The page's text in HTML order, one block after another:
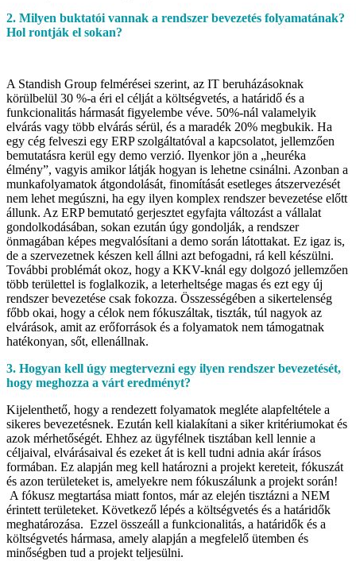
2. Milyen buktatói vannak a rendszer bevezetés folyamatának?
Hol rontják el sokan?
A Standish Group felmérései szerint, az IT beruházásoknak
körülbelül 30 %-a éri el célját a költségvetés, a határidő és a
funkcionalitás hármasát figyelembe véve. 50%-nál valamelyik
elvárás vagy több elvárás sérül, és a maradék 20% megbukik. Ha
egy cég felveszi egy ERP szolgáltatóval a kapcsolatot, jellemzően
bemutatásra kerül egy demo verzió. Ilyenkor jön a „heuréka
élmény”, vagyis amikor látják hogyan is lehetne csinálni. Azonban a
munkafolyamatok átgondolását, finomítását esetleges átszervezését
nem lehet megúszni, ha egy ilyen komplex rendszer bevezetése előtt
állunk. Az ERP bemutató gerjesztet egyfajta változást a vállalat
gondolkodásában, sokan ezután úgy gondolják, a rendszer
önmagában képes megvalósítani a demo során látottakat. Ez igaz is,
de a szervezetnek készen kell állni azt befogadni, rá kell készülni.
További problémát okoz, hogy a KKV-knál egy dolgozó jellemzően
több területtel is foglalkozik, a leterheltsége magas és ezt egy új
rendszer bevezetése csak fokozza. Összességében a sikertelenség
főbb okai, hogy a célok nem fókuszáltak, tiszták, túl nagyok az
elvárások, amit az erőforrások és a folyamatok nem támogatnak
hatékonyan, sőt, ellenállnak.
3. Hogyan kell úgy megtervezni egy ilyen rendszer bevezetését,
hogy meghozza a várt eredményt?
Kijelenthető, hogy a rendezett folyamatok megléte alapfeltétele a
sikeres bevezetésnek. Ezután kell kialakítani a siker kritériumokat és
azok mérhetőségét. Ehhez az ügyfélnek tisztában kell lennie a
céljaival, elvárásaival és ezeket át is kell tudni adnia akár írásos
formában. Ez alapján meg kell határozni a projekt kereteit, fókuszát
és azon területeket is, amelyekre nem fókuszálunk a projekt során!
A fókusz megtartása miatt fontos, már az elején tisztázni a NEM
érintett területeket. Következő lépés a költségvetés és a határidők
meghatározása. Ezzel összeáll a funkcionalitás, a határidők és a
költségvetés hármasa, amely alapján a megfelelő ütemben és
minőségben tud a projekt teljesülni.